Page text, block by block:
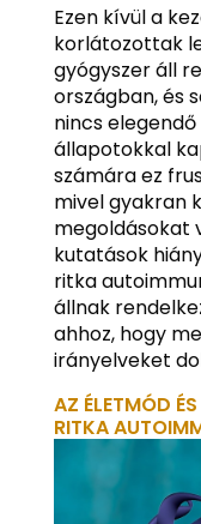
Ezen kívül a
korlátozottak
gyógyszer áll
országban, és
nincs
állapotokkal
számára ez
mivel gyakran
megoldásokat
kutatások
ritka
állnak
ahhoz, hogy
irányelveket
AZ ÉLETMÓD
RITKA